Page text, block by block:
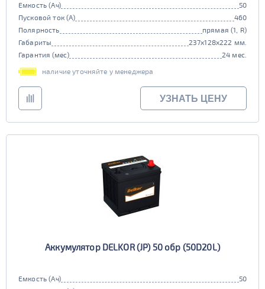
Емкость (Ач)
50
Пусковой ток (А)
460
Полярность
прямая (1, R)
Габариты
237x128x222 мм.
Гарантия (мес)
24 мес.
наличие уточняйте у менеджера
УЗНАТЬ ЦЕНУ
Аккумулятор DELKOR (JP) 50 обр (50D20L)
Емкость (Ач)
50